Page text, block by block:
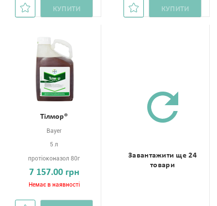
КУПИТИ КУПИТИ
Тілмор®
Bayer
5 л
протіоконазол 80г
7 157.00 грн
Немає в наявності
Завантажити ще 24
товари